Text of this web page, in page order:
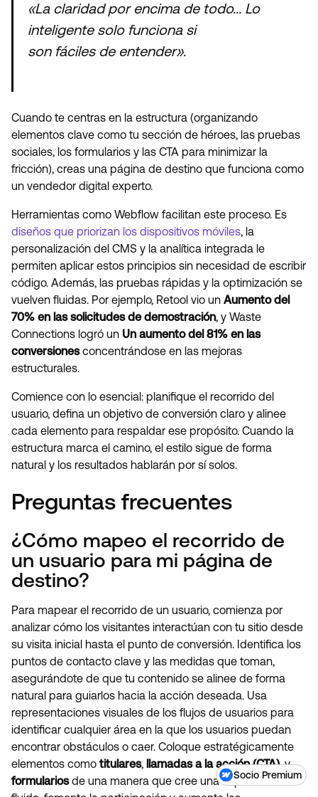
Socio Premium
«La claridad por encima de todo... Lo
inteligente solo funciona si
son fáciles de entender».
Cuando te centras en la estructura (organizando
elementos clave como tu sección de héroes, las pruebas
sociales, los formularios y las CTA para minimizar la
fricción), creas una página de destino que funciona como
un vendedor digital experto.
Herramientas como Webflow facilitan este proceso. Es
diseños que priorizan los dispositivos móviles, la
personalización del CMS y la analítica integrada le
permiten aplicar estos principios sin necesidad de escribir
código. Además, las pruebas rápidas y la optimización se
vuelven fluidas. Por ejemplo, Retool vio un Aumento del
70% en las solicitudes de demostración, y Waste
Connections logró un Un aumento del 81% en las
conversionesconcentrándose en las mejoras
estructurales.
Comience con lo esencial: planifique el recorrido del
usuario, defina un objetivo de conversión claro y alinee
cada elemento para respaldar ese propósito. Cuando la
estructura marca el camino, el estilo sigue de forma
natural y los resultados hablarán por sí solos.
Preguntas frecuentes
¿Cómo mapeo el recorrido de
un usuario para mi página de
destino?
Para mapear el recorrido de un usuario, comienza por
analizar cómo los visitantes interactúan con tu sitio desde
su visita inicial hasta el punto de conversión. Identifica los
puntos de contacto clave y las medidas que toman,
asegurándote de que tu contenido se alinee de forma
natural para guiarlos hacia la acción deseada. Usa
representaciones visuales de los flujos de usuarios para
identificar cualquier área en la que los usuarios puedan
encontrar obstáculos o caer. Coloque estratégicamente
elementos como titulares, llamadas a la acción (CTA), y
formulariosde una manera que cree una experiencia